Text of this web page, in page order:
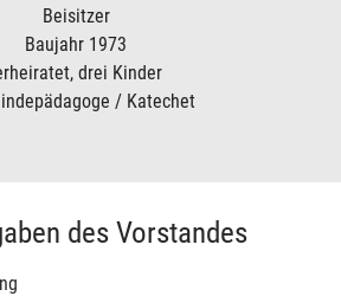
Beisitzer
Baujahr 1973
drei Kinder
/ Katechet
des Vorstandes